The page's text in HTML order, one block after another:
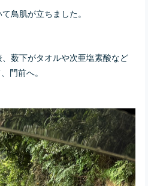
鳥肌が立ちました。
薮下がタオルや次亜塩素酸など
門前へ。